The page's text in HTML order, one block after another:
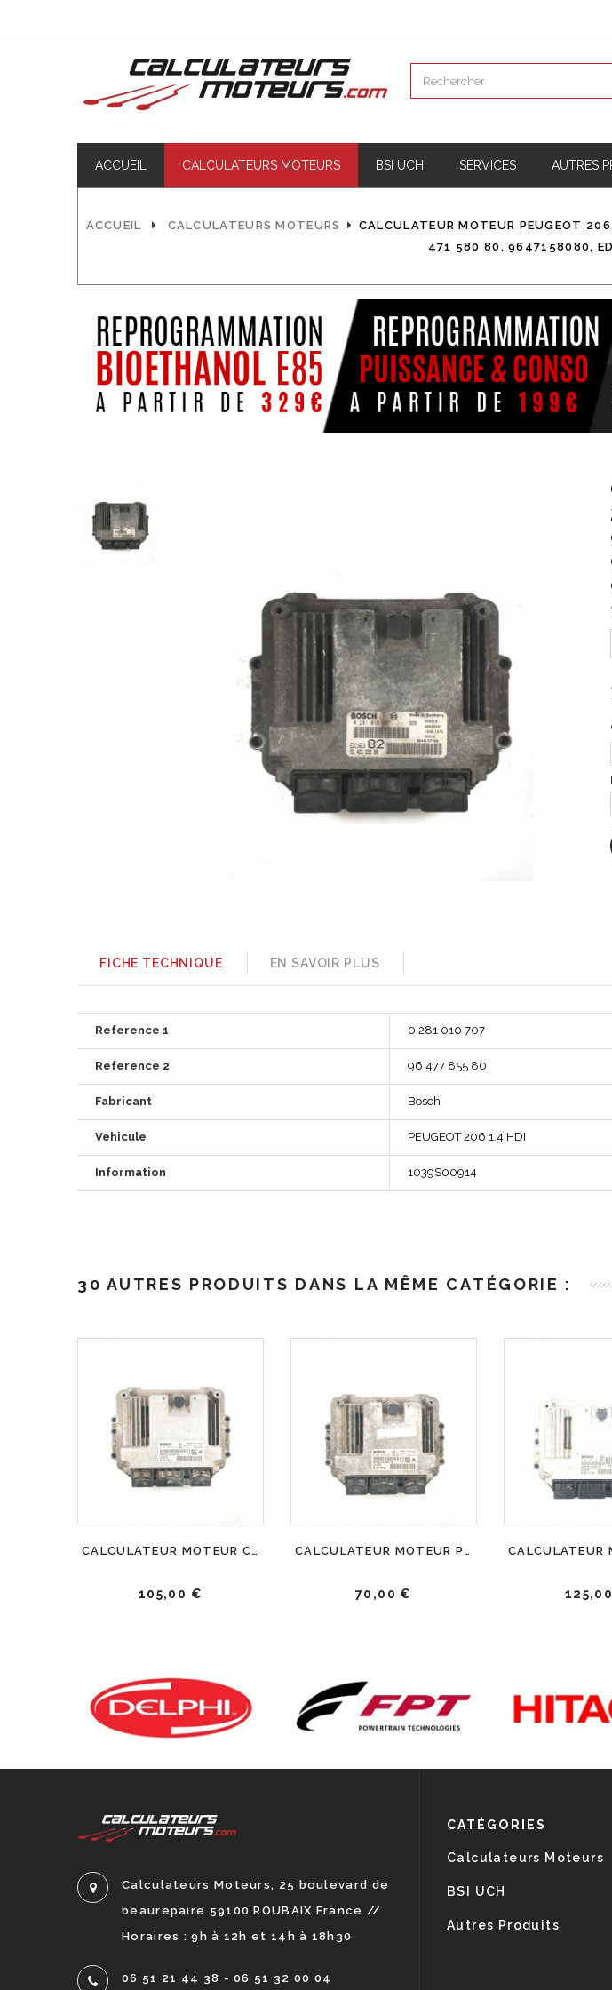
ACCUEIL CALCULATEURS MOTEURS BSI UCH SERVICES AUTRES
ACCUEIL CALCULATEURS MOTEURS
CALCULATEUR MOTEUR PEUGEOT
471 580 80, 9647158080,
FICHE TECHNIQUE EN SAVOIR PLUS
Reference 1 0 281 010 707
Reference 2 96 477 855 80
Fabricant Bosch
Vehicule PEUGEOT 206 1.4 HDI
Information 1039S00914
30 AUTRES PRODUITS DANS LA MÊME CATÉGORIE :
CALCULATEUR MOTEUR CITROEN BERLINGO PEUGEOT PARTNER 1.6 HDI BOSCH, 0 281 012 619, 96 610 329 80, 0281012619, 9661032980, 9653958980, EDC16C34
105,00 €
CALCULATEUR MOTEUR PEUGEOT 206 1.4 HDI BOSCH, 0 281 012 525, 96 613 763 80, 0281012525, 9661376380, EDC16C34
70,00 €
Calculateurs Moteurs, 25 boulevard de
beaurepaire 59100 ROUBAIX France //
Horaires : 9h à 12h et 14h à 18h30
06 51 21 44 38 - 06 51 32 00 04
CATÉGORIES
Calculateurs Moteurs
BSI UCH
Autres Produits